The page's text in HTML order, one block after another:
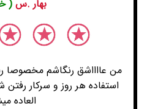
بهار .س (
من عااااشق رنگاشم مخصوصا
استفاده هر روز و سرکار
العاده